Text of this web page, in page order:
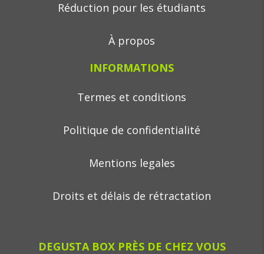
Réduction pour les étudiants
À propos
INFORMATIONS
Termes et conditions
Politique de confidentialité
Mentions legales
Droits et délais de rétractation
DEGUSTA BOX PRÈS DE CHEZ VOUS